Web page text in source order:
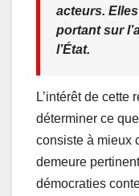
acteurs.
portant sur
l’État.
L’intérêt de cette
déterminer ce
consiste à mieux
demeure
démocraties